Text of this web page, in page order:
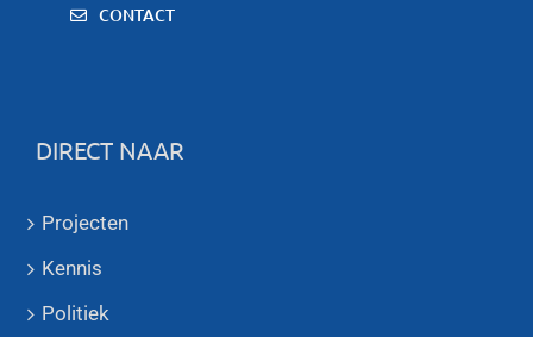
CONTACT
DIRECT NAAR
Projecten
Kennis
Politiek